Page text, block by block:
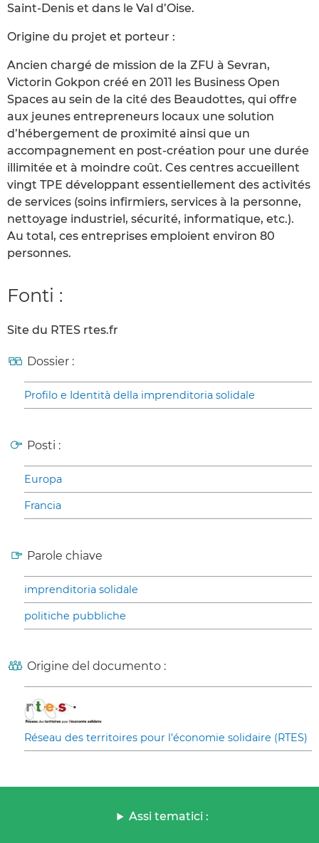
Saint-Denis et dans le Val d’Oise.
Origine du projet et porteur :
Ancien chargé de mission de la ZFU à Sevran,
Victorin Gokpon créé en 2011 les Business Open
Spaces au sein de la cité des Beaudottes, qui offre
aux jeunes entrepreneurs locaux une solution
d’hébergement de proximité ainsi que un
accompagnement en post-création pour une durée
illimitée et à moindre coût. Ces centres accueillent
vingt TPE développant essentiellement des activités
de services (soins infirmiers, services à la personne,
nettoyage industriel, sécurité, informatique, etc.).
Au total, ces entreprises emploient environ 80
personnes.
Fonti :
Site du RTES rtes.fr
Dossier :
Profilo e Identità della imprenditoria solidale
Posti :
Europa
Francia
Parole chiave
imprenditoria solidale
politiche pubbliche
Origine del documento :
Réseau des territoires pour l’économie solidaire (RTES)
Assi tematici :